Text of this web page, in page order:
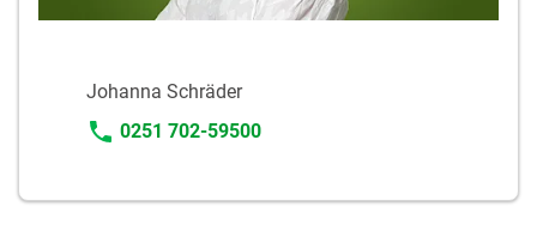
Johanna Schräder
0251 702-59500